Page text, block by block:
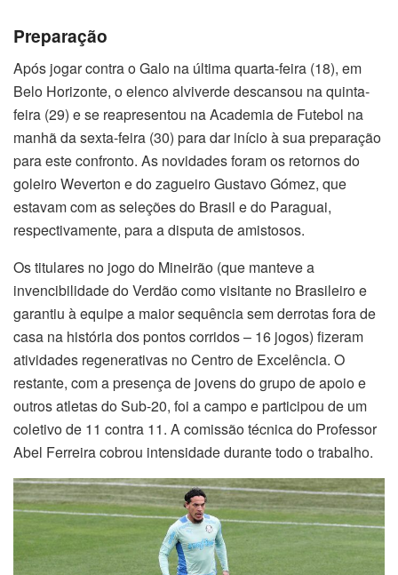
Preparação
Após jogar contra o Galo na última quarta-feira (18), em
Belo Horizonte, o elenco alviverde descansou na quinta-
feira (29) e se reapresentou na Academia de Futebol na
manhã da sexta-feira (30) para dar início à sua preparação
para este confronto. As novidades foram os retornos do
goleiro Weverton e do zagueiro Gustavo Gómez, que
estavam com as seleções do Brasil e do Paraguai,
respectivamente, para a disputa de amistosos.
Os titulares no jogo do Mineirão (que manteve a
invencibilidade do Verdão como visitante no Brasileiro e
garantiu à equipe a maior sequência sem derrotas fora de
casa na história dos pontos corridos – 16 jogos) fizeram
atividades regenerativas no Centro de Excelência. O
restante, com a presença de jovens do grupo de apoio e
outros atletas do Sub-20, foi a campo e participou de um
coletivo de 11 contra 11. A comissão técnica do Professor
Abel Ferreira cobrou intensidade durante todo o trabalho.